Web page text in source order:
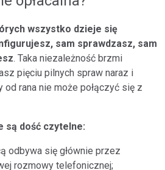
wszystko dzieje się
sam sprawdzasz, sam
. Taka niezależność brzmi
pięciu pilnych spraw naraz i
rana nie może połączyć się z
są dość czytelne:
odbywa się głównie przez
rozmowy telefonicznej;